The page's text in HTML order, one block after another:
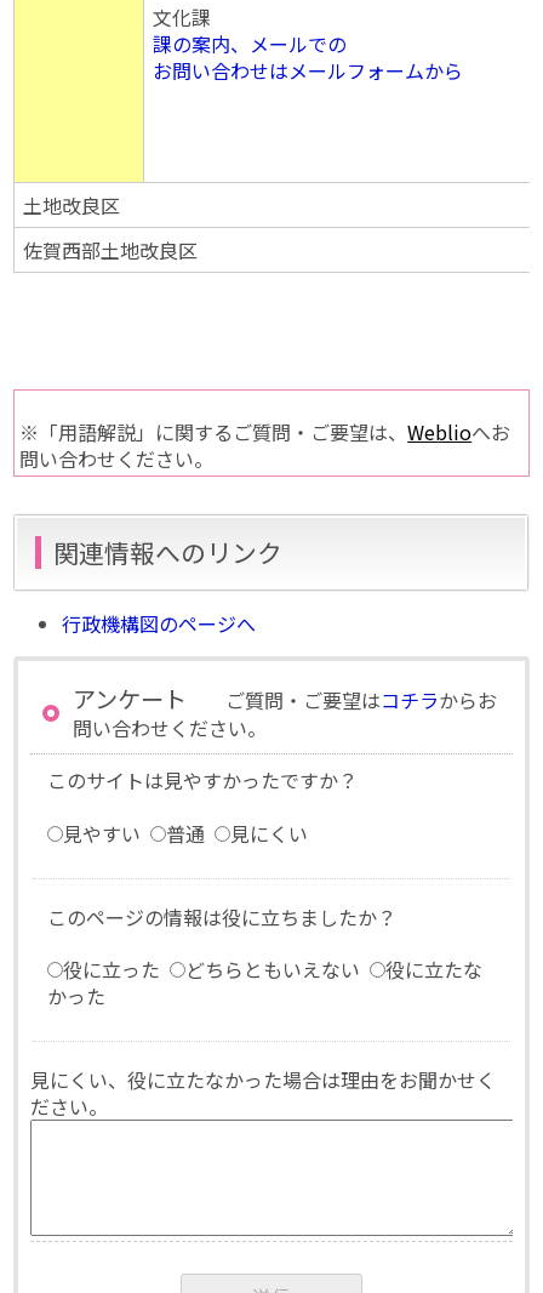
文化課
課の案内、メールでの
お問い合わせはメールフォームから
土地改良区
佐賀西部土地改良区
※「用語解説」に関するご質問・ご要望は、Weblioへお
問い合わせください。
関連情報へのリンク
行政機構図のページへ
アンケート ご質問・ご要望はコチラからお
問い合わせください。
このサイトは見やすかったですか？
見やすい
普通 見にくい
このページの情報は役に立ちましたか？
役に立った
どちらともいえない
役に立たな
かった
見にくい、役に立たなかった場合は理由をお聞かせく
ださい。